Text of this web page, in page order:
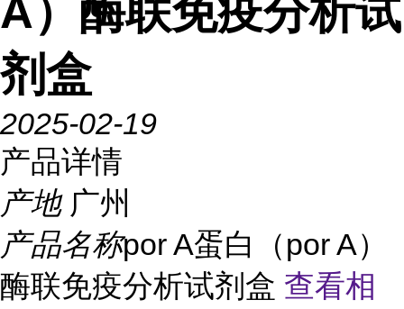
A）酶联免疫分析试
剂盒
2025-02-19
产品详情
产地 广州
产品名称por A蛋白（por A）
酶联免疫分析试剂盒 查看相